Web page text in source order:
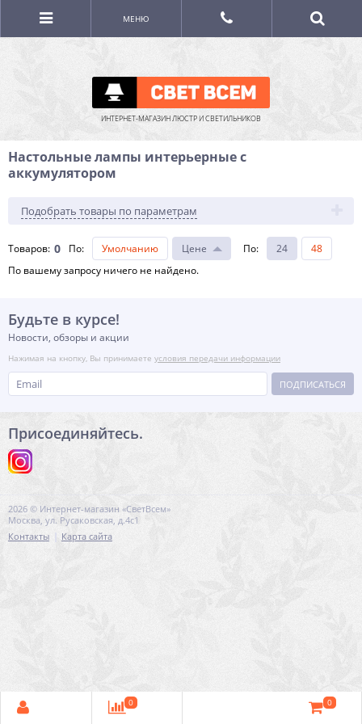
ИНТЕРНЕТ-МАГАЗИН ЛЮСТР И СВЕТИЛЬНИКОВ
МЕНЮ
Настольные лампы интерьерные с
аккумулятором
Подобрать товары по параметрам
Товаров: 0 По: Умолчанию Цене По: 24
48
По вашему запросу ничего не найдено.
Будьте в курсе!
Новости, обзоры и акции
Нажимая на кнопку, Вы принимаете условия передачи информации
ПОДПИСАТЬСЯ
Присоединяйтесь.
2026 © Интернет-магазин «СветВсем»
Москва, ул. Русаковская, д.4с1
Контакты
Карта сайта
0 0